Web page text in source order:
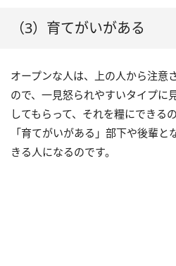
（3）育てがいがある
オープンな人は、上の人から注意
ので、一見怒られやすいタイプに
してもらって、それを糧にできる
「育てがいがある」部下や後輩
きる人になるのです。